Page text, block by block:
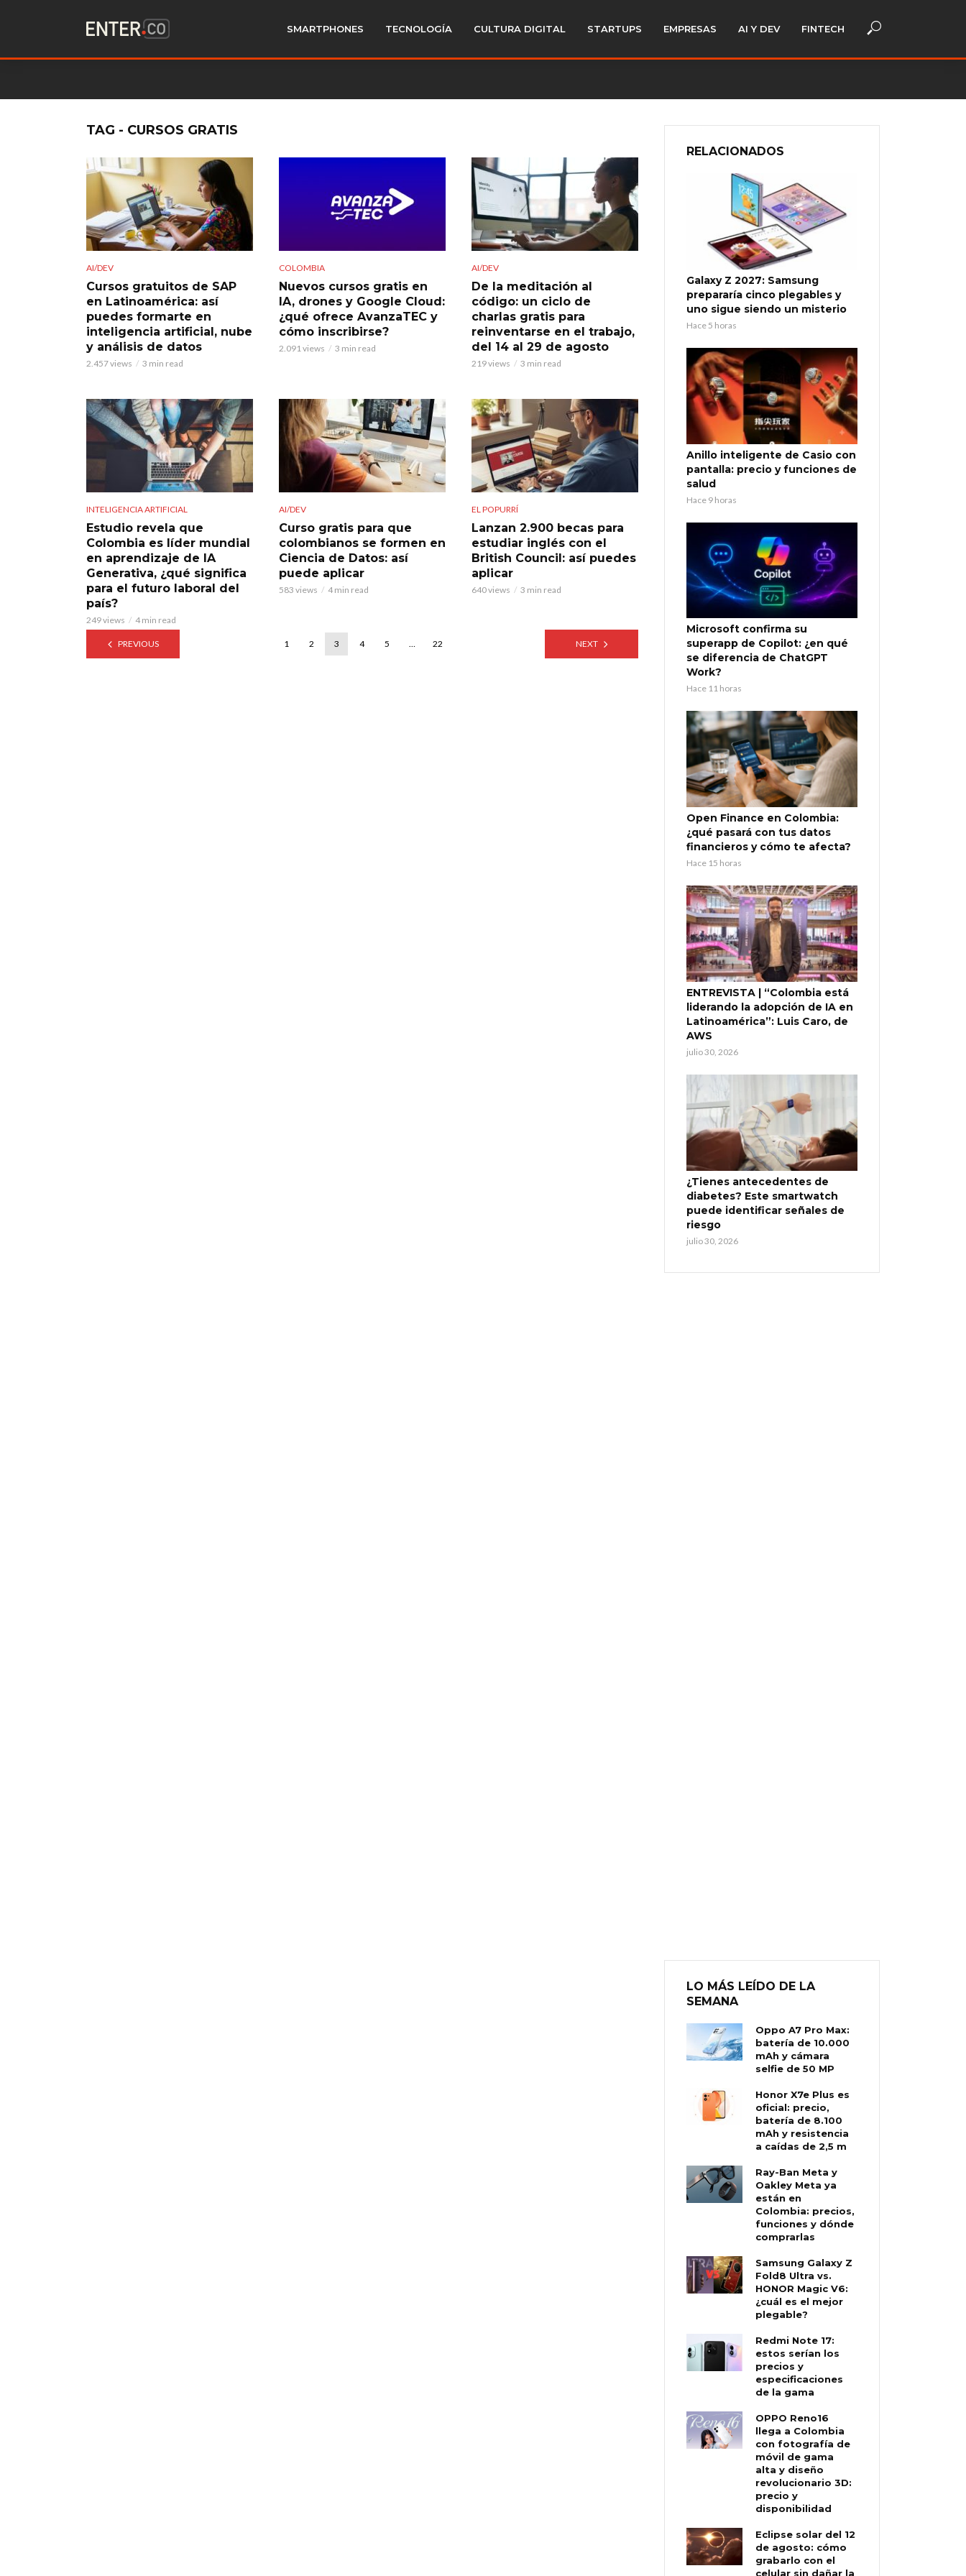
SMARTPHONES TECNOLOGÍA CULTURA DIGITAL STARTUPS EMPRESAS AI Y DEV FINTECH
TAG - CURSOS GRATIS
AI/DEV
Cursos gratuitos de SAP
en Latinoamérica: así
puedes formarte en
inteligencia artificial, nube
y análisis de datos
2.457 views 3 min read
COLOMBIA
Nuevos cursos gratis en
IA, drones y Google Cloud:
¿qué ofrece AvanzaTEC y
cómo inscribirse?
2.091 views 3 min read
AI/DEV
De la meditación al
código: un ciclo de
charlas gratis para
reinventarse en el trabajo,
del 14 al 29 de agosto
219 views 3 min read
INTELIGENCIA ARTIFICIAL
Estudio revela que
Colombia es líder mundial
en aprendizaje de IA
Generativa, ¿qué significa
para el futuro laboral del
país?
249 views 4 min read
AI/DEV
Curso gratis para que
colombianos se formen en
Ciencia de Datos: así
puede aplicar
583 views 4 min read
EL POPURRÍ
Lanzan 2.900 becas para
estudiar inglés con el
British Council: así puedes
aplicar
640 views 3 min read
PREVIOUS 1 2 3 4 5 … 22 NEXT
RELACIONADOS
Galaxy Z 2027: Samsung
prepararía cinco plegables y
uno sigue siendo un misterio
Hace 5 horas
Anillo inteligente de Casio con
pantalla: precio y funciones de
salud
Hace 9 horas
Microsoft confirma su
superapp de Copilot: ¿en qué
se diferencia de ChatGPT
Work?
Hace 11 horas
Open Finance en Colombia:
¿qué pasará con tus datos
financieros y cómo te afecta?
Hace 15 horas
ENTREVISTA | “Colombia está
liderando la adopción de IA en
Latinoamérica”: Luis Caro, de
AWS
julio 30, 2026
¿Tienes antecedentes de
diabetes? Este smartwatch
puede identificar señales de
riesgo
julio 30, 2026
LO MÁS LEÍDO DE LA
SEMANA
Oppo A7 Pro Max:
batería de 10.000
mAh y cámara
selfie de 50 MP
Honor X7e Plus es
oficial: precio,
batería de 8.100
mAh y resistencia
a caídas de 2,5 m
Ray-Ban Meta y
Oakley Meta ya
están en
Colombia: precios,
funciones y dónde
comprarlas
Samsung Galaxy Z
Fold8 Ultra vs.
HONOR Magic V6:
¿cuál es el mejor
plegable?
Redmi Note 17:
estos serían los
precios y
especificaciones
de la gama
OPPO Reno16
llega a Colombia
con fotografía de
móvil de gama
alta y diseño
revolucionario 3D:
precio y
disponibilidad
Eclipse solar del 12
de agosto: cómo
grabarlo con el
celular sin dañar la